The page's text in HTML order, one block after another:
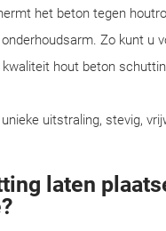
het beton tegen
Zo kunt u
hout beton
unieke uitstraling, stevig,
laten